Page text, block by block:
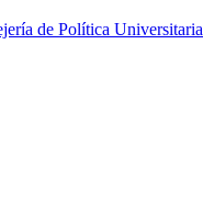
de Política Universitaria